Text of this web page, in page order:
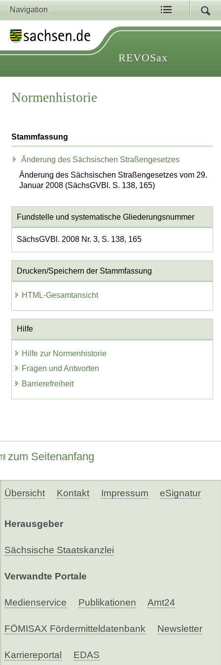
Navigation
REVOSax
Normenhistorie
Stammfassung
Änderung des Sächsischen Straßengesetzes
Änderung des Sächsischen Straßengesetzes vom 29.
Januar 2008 (SächsGVBl. S. 138, 165)
Fundstelle und systematische Gliederungsnummer
SächsGVBl. 2008 Nr. 3, S. 138, 165
Drucken/Speichern der Stammfassung
HTML-Gesamtansicht
Hilfe
Hilfe zur Normenhistorie
Fragen und Antworten
Barrierefreiheit
zum Seitenanfang
Übersicht Kontakt Impressum eSignatur
Herausgeber
Sächsische Staatskanzlei
Verwandte Portale
Medienservice Publikationen Amt24
FÖMISAX Fördermitteldatenbank Newsletter
Karriereportal EDAS